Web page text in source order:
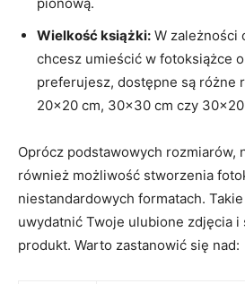
Wielkość⁣ książki: W zależności‍
chcesz umieścić w fotoksiążce
preferujesz, dostępne są ‌różne
‍20×20‌ cm, 30×30 cm czy‍
Oprócz podstawowych rozmiarów,
również możliwość stworzenia
niestandardowych formatach.​
uwydatnić Twoje ulubione zdjęcia
produkt.⁢ Warto zastanowić się nad: